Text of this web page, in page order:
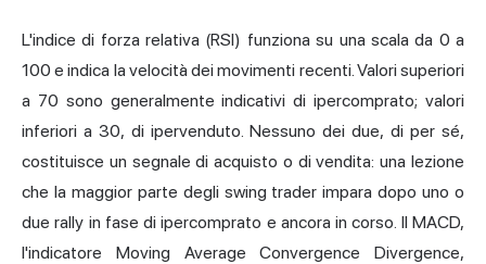
L'indice di forza relativa (RSI) funziona su una scala da 0 a
100 e indica la velocità dei movimenti recenti. Valori superiori
a 70 sono generalmente indicativi di ipercomprato; valori
inferiori a 30, di ipervenduto. Nessuno dei due, di per sé,
costituisce un segnale di acquisto o di vendita: una lezione
che la maggior parte degli swing trader impara dopo uno o
due rally in fase di ipercomprato e ancora in corso. Il MACD,
l'indicatore Moving Average Convergence Divergence,